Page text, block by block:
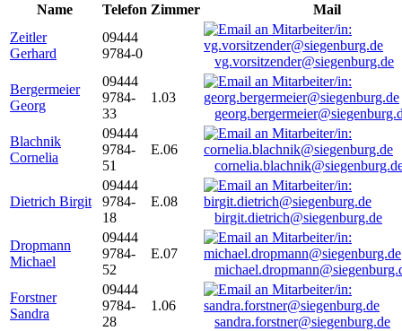
Name
Telefon Zimmer
Mail
Zeitler
Gerhard
09444
9784-0
vg.vorsitzender@siegenburg.de
Bergermeier
Georg
09444
9784-
33
1.03
Blachnik
Cornelia
09444
9784-
51
E.06
Dietrich Birgit
09444
9784-
18
E.08
birgit.dietrich@siegenburg.de
Dropmann
Michael
09444
9784-
52
E.07
Forstner
Sandra
09444
9784-
28
1.06
sandra.forstner@siegenburg.de